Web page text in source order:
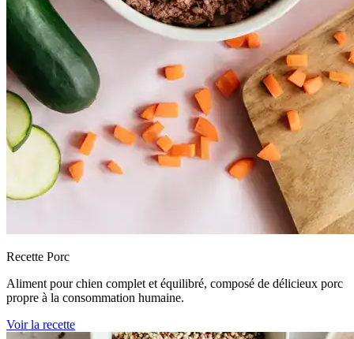
Recette Porc
Aliment pour chien complet et équilibré, composé de délicieux porc
propre à la consommation humaine.
Voir la recette